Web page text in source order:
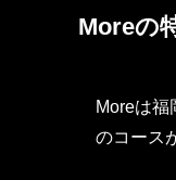
Moreの
Moreは
のコース